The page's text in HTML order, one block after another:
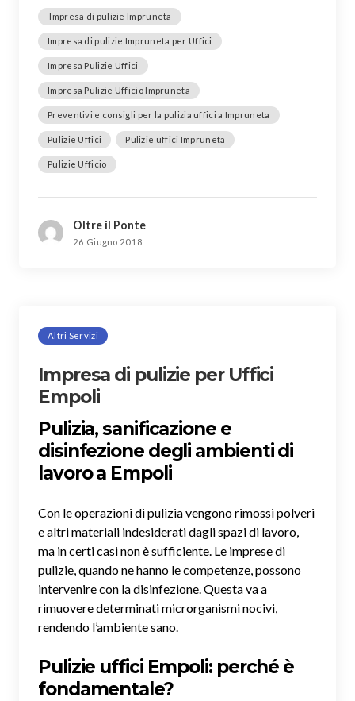
Impresa di pulizie Impruneta
Impresa di pulizie Impruneta per Uffici
Impresa Pulizie Uffici
Impresa Pulizie Ufficio Impruneta
Preventivi e consigli per la pulizia uffici a Impruneta
Pulizie Uffici Pulizie uffici Impruneta
Pulizie Ufficio
Oltre il Ponte
26 Giugno 2018
Altri Servizi
Impresa di pulizie per Uffici
Empoli
Pulizia, sanificazione e
disinfezione degli ambienti di
lavoro a Empoli
Con le operazioni di pulizia vengono rimossi polveri
e altri materiali indesiderati dagli spazi di lavoro,
ma in certi casi non è sufficiente. Le imprese di
pulizie, quando ne hanno le competenze, possono
intervenire con la disinfezione. Questa va a
rimuovere determinati microrganismi nocivi,
rendendo l’ambiente sano.
Pulizie uffici Empoli: perché è
fondamentale?